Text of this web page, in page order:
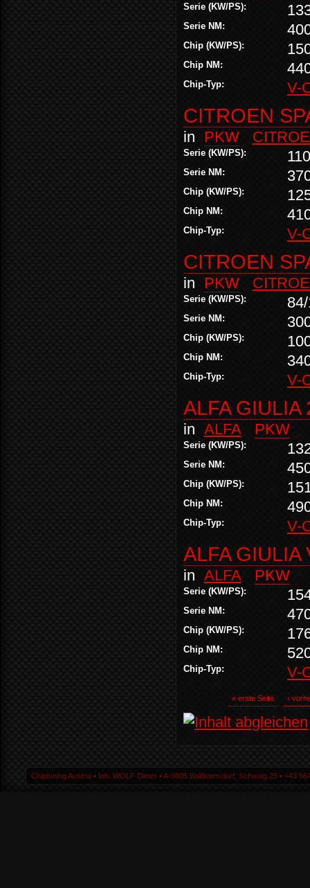
Serie (KW/PS):
Serie NM:
Chip (KW/PS):
Chip NM:
Chip-Typ: V-
CITROEN
in PKW
Serie (KW/PS):
Serie NM:
Chip (KW/PS):
Chip NM:
Chip-Typ: V-
CITROEN
in PKW
Serie (KW/PS):
Serie NM:
Chip (KW/PS):
Chip NM:
Chip-Typ: V-
ALFA GIULIA
in ALFA PKW
Serie (KW/PS):
Serie NM:
Chip (KW/PS):
Chip NM:
Chip-Typ: V-
ALFA GIULIA
in ALFA PKW
Serie (KW/PS):
Serie NM:
Chip (KW/PS):
Chip NM:
Chip-Typ: V-
« erste Seite ‹
Chiptuning Austria ▪ Inh. WOLF Dieter ▪ A-9805 Baldramsdorf, Schwaig 25 ▪ +43